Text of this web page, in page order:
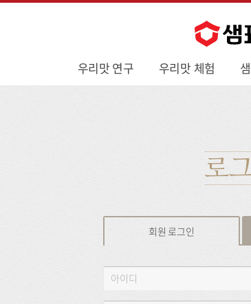
우리맛 연구 우리맛 체험
로
회원 로그인
회아